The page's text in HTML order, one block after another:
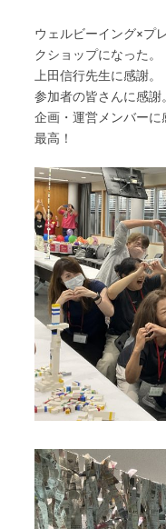
ウェルビーイング×プ
クショップになった。
上田信行先生に感謝。
参加者の皆さんに感謝。
企画・運営メンバーに
最高！